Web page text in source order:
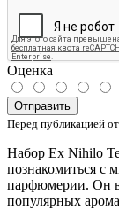
Оценка
Отправить
Перед публикацией
Набор Ex Nihilo
познакомиться с
парфюмерии. Он
популярных